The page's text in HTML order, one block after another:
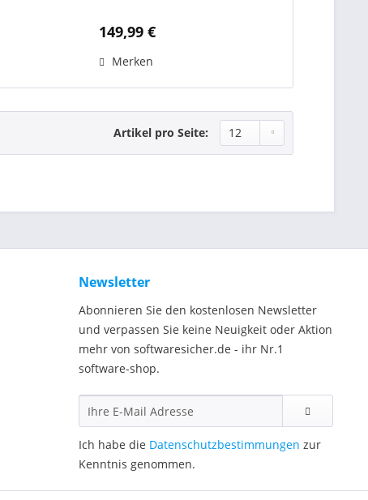
Verwaltung von Aufgaben,
Vertrauen Sie...
149,99 €
Merken
Artikel pro Seite:
Newsletter
Abonnieren Sie den kostenlosen Newsletter
und verpassen Sie keine Neuigkeit oder Aktion
mehr von softwaresicher.de - ihr Nr.1
software-shop.
Ich habe die Datenschutzbestimmungen zur
Kenntnis genommen.